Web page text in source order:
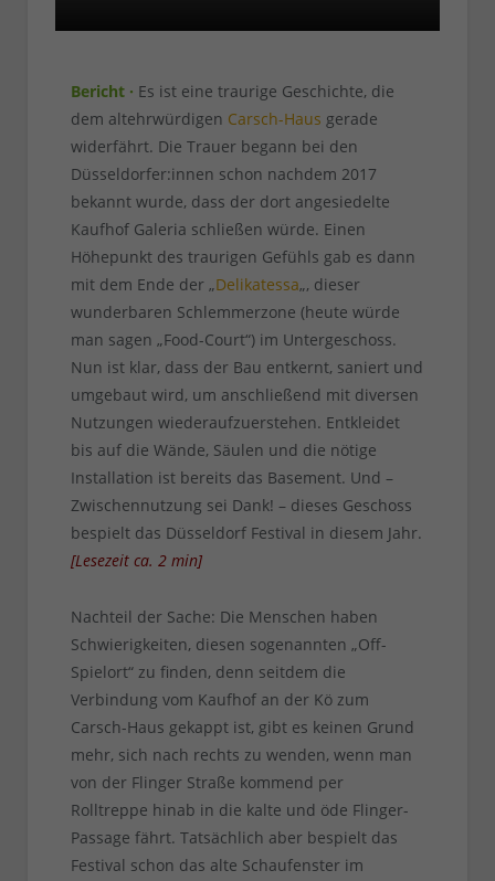
Bericht · Es ist eine traurige Geschichte, die
dem altehrwürdigen Carsch-Haus gerade
widerfährt. Die Trauer begann bei den
Düsseldorfer:innen schon nachdem 2017
bekannt wurde, dass der dort angesiedelte
Kaufhof Galeria schließen würde. Einen
Höhepunkt des traurigen Gefühls gab es dann
mit dem Ende der „Delikatessa„, dieser
wunderbaren Schlemmerzone (heute würde
man sagen „Food-Court“) im Untergeschoss.
Nun ist klar, dass der Bau entkernt, saniert und
umgebaut wird, um anschließend mit diversen
Nutzungen wiederaufzuerstehen. Entkleidet
bis auf die Wände, Säulen und die nötige
Installation ist bereits das Basement. Und –
Zwischennutzung sei Dank! – dieses Geschoss
bespielt das Düsseldorf Festival in diesem Jahr.
[Lesezeit ca. 2 min]
Nachteil der Sache: Die Menschen haben
Schwierigkeiten, diesen sogenannten „Off-
Spielort“ zu finden, denn seitdem die
Verbindung vom Kaufhof an der Kö zum
Carsch-Haus gekappt ist, gibt es keinen Grund
mehr, sich nach rechts zu wenden, wenn man
von der Flinger Straße kommend per
Rolltreppe hinab in die kalte und öde Flinger-
Passage fährt. Tatsächlich aber bespielt das
Festival schon das alte Schaufenster im